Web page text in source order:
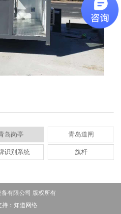
岛岗亭 青岛道闸
识别系统 旗杆
有限公司 版权所有
： 知道网络